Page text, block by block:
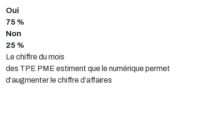
Oui
75 %
Non
25 %
Le chiffre du mois
des TPE PME estiment que le numérique permet
d’augmenter le chiffre d’affaires